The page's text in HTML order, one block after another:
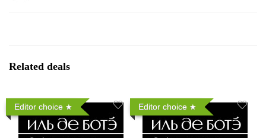
Related deals
Editor choice Editor choice